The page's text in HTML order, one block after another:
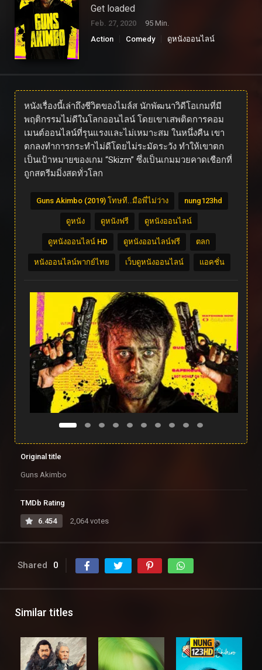
Get loaded
Feb. 27, 2020
95 Min.
Action
Comedy ดูหนังออนไลน์
หนังเรื่องนี้เล่าถึงชีวิตของไมล์ส นักพัฒนาวิดีโอเกมที่มี
พฤติกรรมไม่ดีในโลกออนไลน์ โดยเขาเสพติดการคอม
เมนต์ออนไลน์ที่รุนแรงและไม่เหมาะสม ในหนึ่งคืน เขา
ตกลงทำการกระทำไม่ดีโดยไม่ระมัดระวัง ทำให้เขาตก
เป็นเป้าหมายของเกม “Skizm” ซึ่งเป็นเกมมวยคาดเชือกที่
ถูกสตรีมมิ่งสดทั่วโลก
Guns Akimbo (2019) โทษที..มือพี่ไม่ว่าง nung123hd
ดูหนัง ดูหนังฟรี ดูหนังออนไลน์
ดูหนังออนไลน์ HD ดูหนังออนไลน์ฟรี ตลก
หนังออนไลน์พากย์ไทย เว็บดูหนังออนไลน์ แอคชั่น
Original title
Guns Akimbo
TMDb Rating
6.454 2,064 votes
Shared 0
Similar titles